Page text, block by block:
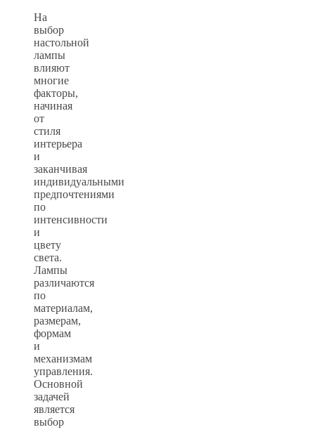
На
выбор
настольной
лампы
влияют
многие
факторы,
начиная
от
стиля
интерьера
и
заканчивая
индивидуальными
предпочтениями
по
интенсивности
и
цвету
света.
Лампы
различаются
по
материалам,
размерам,
формам
и
механизмам
управления.
Основной
задачей
является
выбор